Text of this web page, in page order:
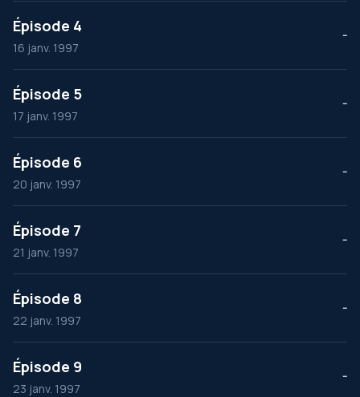
Épisode 4
16 janv. 1997
--
Épisode 5
17 janv. 1997
--
Épisode 6
20 janv. 1997
--
Épisode 7
21 janv. 1997
--
Épisode 8
22 janv. 1997
--
Épisode 9
23 janv. 1997
--